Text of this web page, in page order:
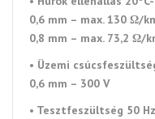
0,6 mm – max. 130 Ω/
0,8 mm – max. 73,2 Ω/
• Üzemi
0,6 mm – 300 V
• Tesztfeszültség 50